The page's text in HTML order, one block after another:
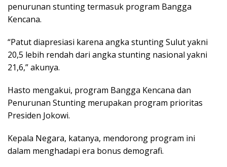
penurunan stunting termasuk program Bangga
Kencana.
“Patut diapresiasi karena angka stunting Sulut yakni
20,5 lebih rendah dari angka stunting nasional yakni
21,6,” akunya.
Hasto mengakui, program Bangga Kencana dan
Penurunan Stunting merupakan program prioritas
Presiden Jokowi.
Kepala Negara, katanya, mendorong program ini
dalam menghadapi era bonus demografi.